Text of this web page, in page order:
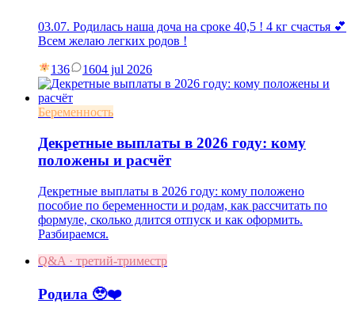
03.07. Родилась наша доча на сроке 40,5 ! 4 кг счастья 💕
Всем желаю легких родов !
136 1604 jul 2026
Беременность
Декретные выплаты в 2026 году: кому
положены и расчёт
Декретные выплаты в 2026 году: кому положено
пособие по беременности и родам, как рассчитать по
формуле, сколько длится отпуск и как оформить.
Разбираемся.
Q&A · третий-триместр
Родила 🥹❤️